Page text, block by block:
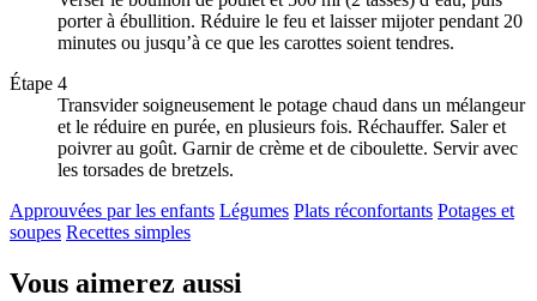
porter à ébullition. Réduire le feu et laisser mijoter pendant 20
minutes ou jusqu’à ce que les carottes soient tendres.
Étape 4
Transvider soigneusement le potage chaud dans un mélangeur
et le réduire en purée, en plusieurs fois. Réchauffer. Saler et
poivrer au goût. Garnir de crème et de ciboulette. Servir avec
les torsades de bretzels.
Approuvées par les enfants Légumes Plats réconfortants Potages et
soupes Recettes simples
Vous aimerez aussi